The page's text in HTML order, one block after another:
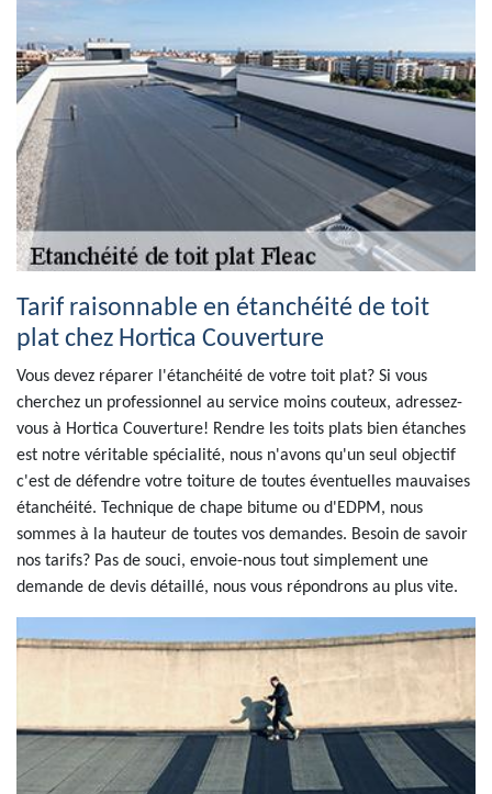
Tarif raisonnable en étanchéité de toit
plat chez Hortica Couverture
Vous devez réparer l'étanchéité de votre toit plat? Si vous
cherchez un professionnel au service moins couteux, adressez-
vous à Hortica Couverture! Rendre les toits plats bien étanches
est notre véritable spécialité, nous n'avons qu'un seul objectif
c'est de défendre votre toiture de toutes éventuelles mauvaises
étanchéité. Technique de chape bitume ou d'EDPM, nous
sommes à la hauteur de toutes vos demandes. Besoin de savoir
nos tarifs? Pas de souci, envoie-nous tout simplement une
demande de devis détaillé, nous vous répondrons au plus vite.